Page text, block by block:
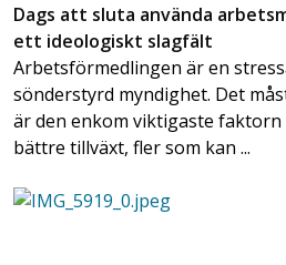
Dags att sluta använda
ett ideologiskt slagfält
Arbetsförmedlingen är en
sönderstyrd myndighet. Det
är den enkom viktigaste
bättre tillväxt, fler som kan ...